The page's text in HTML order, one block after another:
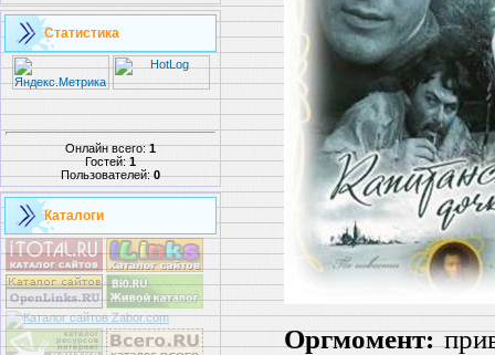
Статистика
Онлайн всего:1
Гостей:1
Пользователей:0
Каталоги
Оргмомент: